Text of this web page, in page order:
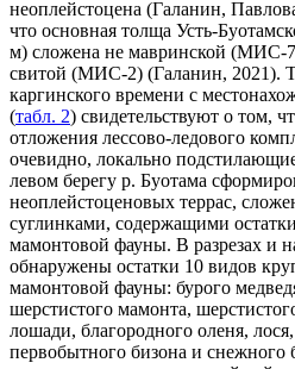
неоплейстоцена (Галанин,
что основная толща Усть-
м) сложена не мавринской (МИС-
свитой (МИС-2) (Галанин, 2021).
каргинского времени с
(табл. 2) свидетельствуют о том,
отложения лессово-ледового
очевидно, локально
левом берегу р. Буотама
неоплейстоценовых террас,
суглинками, содержащими
мамонтовой фауны. В разрезах и
обнаружены остатки 10 видов
мамонтовой фауны: бурого
шерстистого мамонта,
лошади, благородного оленя,
первобытного бизона и снежного